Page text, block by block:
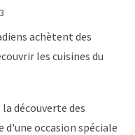
3
achètent des
les cuisines du
découverte des
d'une occasion spéciale